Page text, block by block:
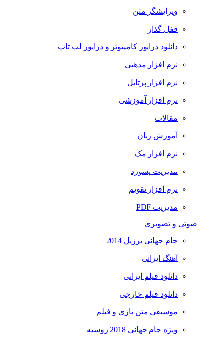
ویرایشگر متن
قفل گذار
دانلود درایور کامپیوتر و درایور لپ تاپ
نرم افزار مذهبی
نرم افزار پرتابل
نرم افزار آموزشی
مقالات
آموزش زبان
نرم افزار مک
مدیریت پسورد
نرم افزار تقویم
مدیریت PDF
صوتی و تصویری
جام جهانی برزیل 2014
آهنگ ایرانی
دانلود فیلم ایرانی
دانلود فیلم خارجی
موسیقی متن بازی و فیلم
ویژه جام جهانی 2018 روسیه